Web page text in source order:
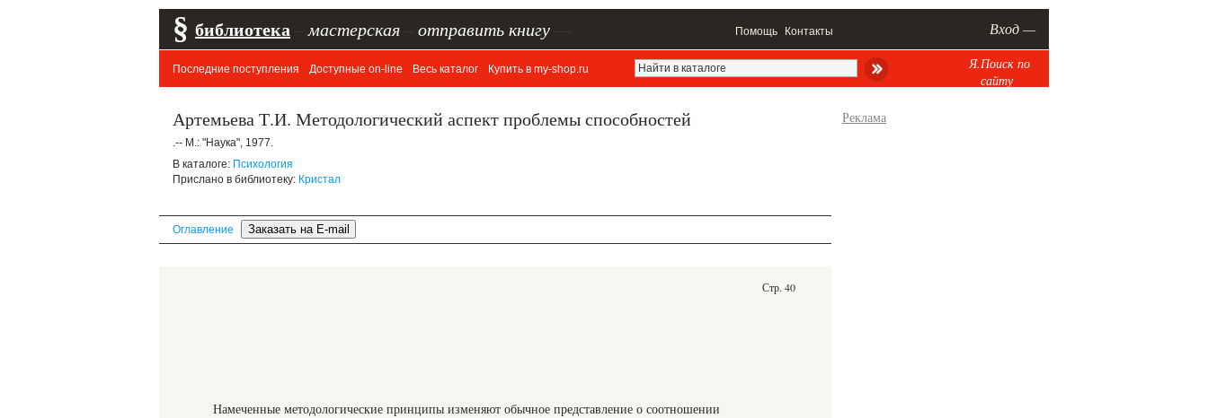
§ библиотека мастерская отправить книгу Помощь Контакты Вход —
Последние поступления Доступные on-line Весь каталог Купить в my-shop.ru
Я.Поиск по
сайту
Артемьева Т.И. Методологический аспект проблемы способностей
.-- М.: "Наука", 1977.
В каталоге: Психология
Прислано в библиотеку: Кристал
Оглавление
Стр. 40
Намеченные методологические принципы изменяют обычное представление о соотношении
Реклама